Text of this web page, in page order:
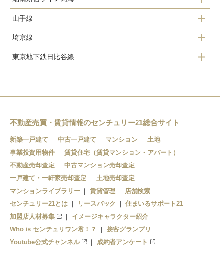
新宿
渋谷
恵比寿
西大井
池袋
新宿
渋谷
大崎
山手線
大崎
五反田
恵比寿
原宿
代々木
埼京線
西大井
恵比寿
池袋
東京地下鉄日比谷線
六本木
広尾
恵比寿
中目黒
不動産売買・賃貸情報のセンチュリー21総合サイト
新築一戸建て 中古一戸建て マンション
土地
事業投資用物件
賃貸住宅（賃貸マンション・アパート）
不動産売却査定
中古マンション売却査定
一戸建て・一軒家売却査定
土地売却査定
マンションライブラリー
賃貸管理
店舗検索
センチュリー21とは
リースバック
住まいるサポート21
加盟店人材募集
イメージキャラクター紹介
Who is センチュリワン君！？
接客グランプリ
Youtube公式チャンネル
成約者アンケート